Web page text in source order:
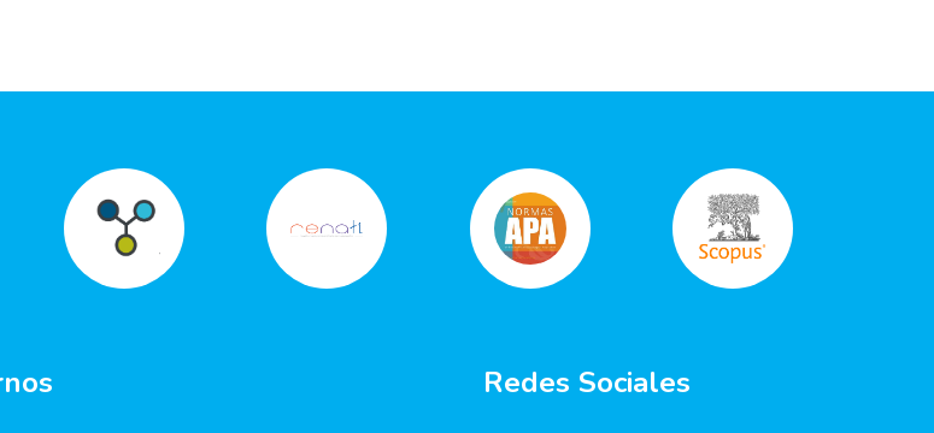
Redes Sociales